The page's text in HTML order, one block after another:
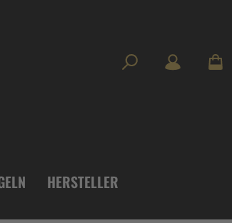
HERSTELLER